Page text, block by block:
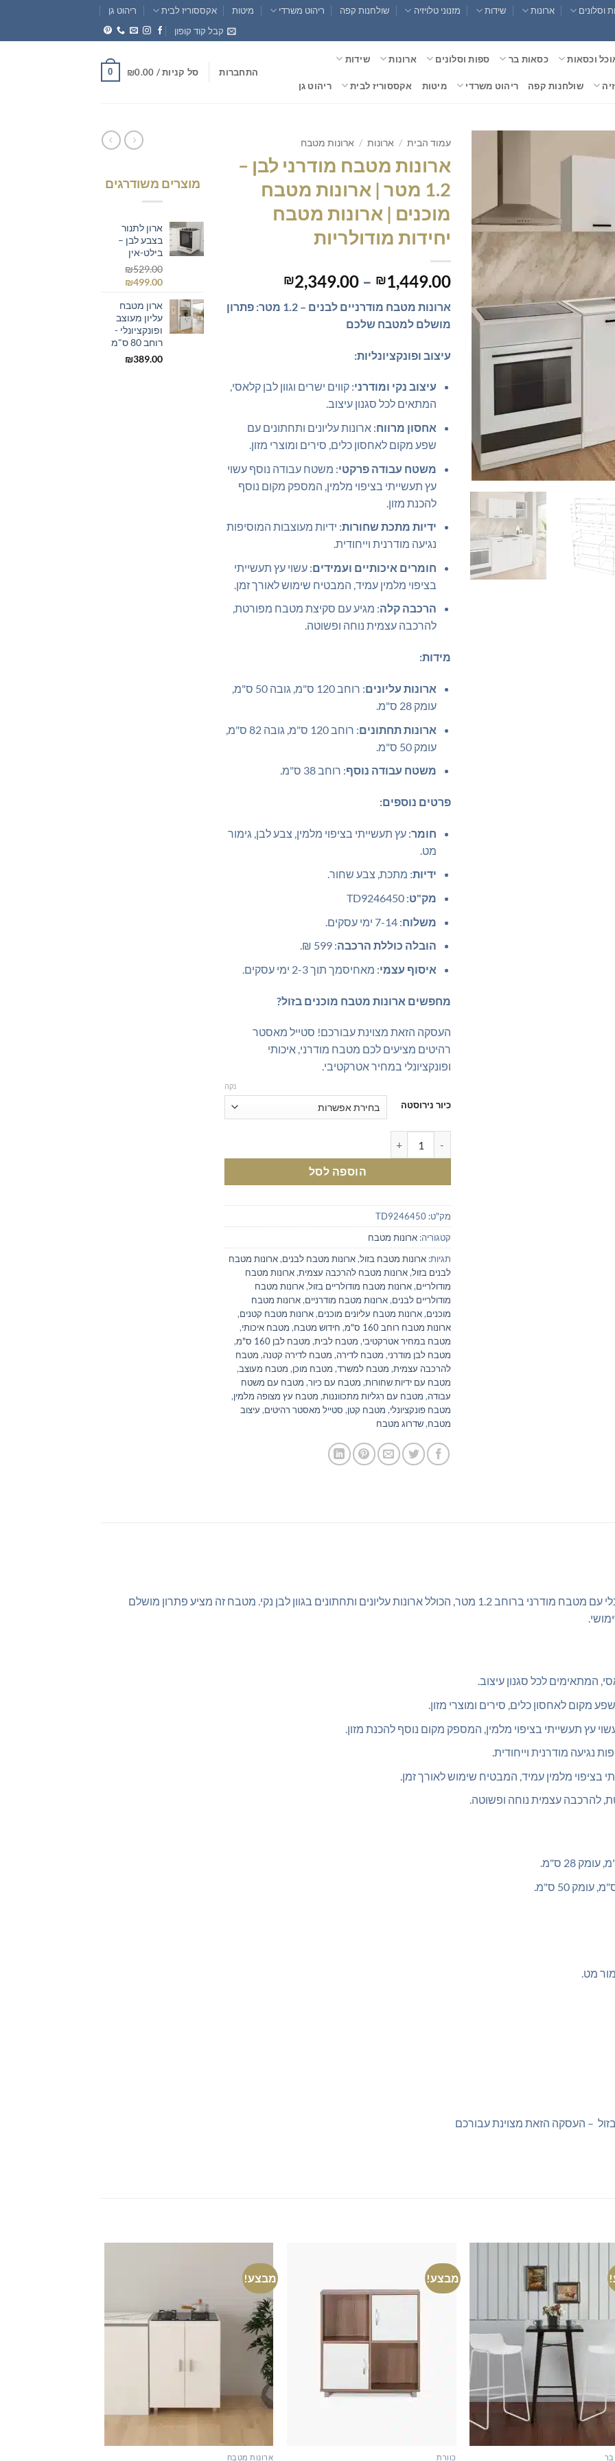
וסלונים ארונות שידות מזנוני טלויזיה שולחנות קפה ריהוט משרדי מיטות אקססוריז לבית
ריהוט גן
קבל קוד קופון
וכסאות כסאות בר ספות וסלונים ארונות שידות
שולחנות קפה ריהוט משרדי מיטות אקססוריז לבית ריהוט גן
התחברות סל קניות / ₪0.00
0
עמוד הבית / ארונות / ארונות מטבח
ארונות מטבח מודרני לבן –
1.2 מטר | ארונות מטבח
מוכנים | ארונות מטבח
יחידות מודולריות
₪1,449.00
–
₪2,349.00
ארונות מטבח מודרניים לבנים – 1.2 מטר: פתרון
מושלם למטבח שלכם
עיצוב ופונקציונליות:
עיצוב נקי ומודרני: קווים ישרים וגוון לבן קלאסי,
המתאים לכל סגנון עיצוב.
אחסון מרווח: ארונות עליונים ותחתונים עם
שפע מקום לאחסון כלים, סירים ומוצרי מזון.
משטח עבודה פרקטי: משטח עבודה נוסף עשוי
עץ תעשייתי בציפוי מלמין, המספק מקום נוסף
להכנת מזון.
ידיות מתכת שחורות: ידיות מעוצבות המוסיפות
נגיעה מודרנית וייחודית.
חומרים איכותיים ועמידים: עשוי עץ תעשייתי
בציפוי מלמין עמיד, המבטיח שימוש לאורך זמן.
הרכבה קלה: מגיע עם סקיצת מטבח מפורטת,
להרכבה עצמית נוחה ופשוטה.
מידות:
ארונות עליונים
: רוחב 120 ס"מ, גובה 50 ס"מ,
עומק 28 ס"מ.
ארונות תחתונים
: רוחב 120 ס"מ, גובה 82 ס"מ,
עומק 50 ס"מ.
משטח עבודה נוסף: רוחב 38 ס"מ.
פרטים נוספים:
חומר: עץ תעשייתי בציפוי מלמין, צבע לבן, גימור
מט.
ידיות: מתכת, צבע שחור.
מק"ט: TD9246450
משלוח: 7-14 ימי עסקים.
הובלה כוללת הרכבה: 599 ₪.
איסוף עצמי: מאחיסמך תוך 2-3 ימי עסקים.
מחפשים ארונות מטבח מוכנים בזול?
העסקה הזאת מצוינת עבורכם! סטייל מאסטר
רהיטים מציעים לכם מטבח מודרני, איכותי
ופונקציונלי במחיר אטרקטיבי.
כיור נירוסטה
נקה
הוספה לסל
מק"ט: TD9246450
קטגוריה: ארונות מטבח
תגיות: ארונות מטבח בזול,ארונות מטבח לבנים,ארונות מטבח
לבנים בזול,ארונות מטבח להרכבה עצמית,ארונות מטבח
מודולריים,ארונות מטבח מודולריים בזול,ארונות מטבח
מודולריים לבנים,ארונות מטבח מודרניים,ארונות מטבח
מוכנים,ארונות מטבח עליונים מוכנים,ארונות מטבח קטנים,
ארונות מטבח רוחב 160 ס"מ
, חידוש מטבח, מטבח איכותי,
מטבח במחיר אטרקטיבי, מטבח לבית, מטבח לבן 160 ס"מ
,
מטבח לבן מודרני, מטבח לדירה, מטבח לדירה קטנה, מטבח
להרכבה עצמית, מטבח למשרד, מטבח מוכן, מטבח מעוצב,
מטבח עם ידיות שחורות, מטבח עם כיור, מטבח עם משטח
עבודה, מטבח עם רגליות מתכווננות, מטבח עץ מצופה מלמין,
מטבח פונקציונלי, מטבח קטן, סטייל מאסטר רהיטים, עיצוב
מטבח,שדרוג מטבח
מוצרים משודרגים
ארון לתנור
בצבע לבן –
בילט-אין
₪529.00
המחיר
היה:
₪529.00.
₪499.00
הוא:
₪499.00.
ארון מטבח
עליון מעוצב
ופונקציונלי -
רוחב 80 ס"מ
₪389.00
הפכו את המטבח שלכם למקום מעוצב ופונקציונלי עם מטבח מודרני ברוחב 1.2 מטר, הכולל ארונות עליונים ותחתונים בגוון לבן נקי. מטבח זה מציע פתרון מושלם
המתאימים לכל סגנון עיצוב.
מקום לאחסון כלים, סירים ומוצרי מזון.
עץ תעשייתי בציפוי מלמין, המספק מקום נוסף להכנת מזון.
נגיעה מודרנית וייחודית.
בציפוי מלמין עמיד, המבטיח שימוש לאורך זמן.
להרכבה עצמית נוחה ופשוטה.
מט.
– העסקה הזאת מצוינת עבורכם
בר
מבצע!
כוורת
מבצע!
ארונות מטבח